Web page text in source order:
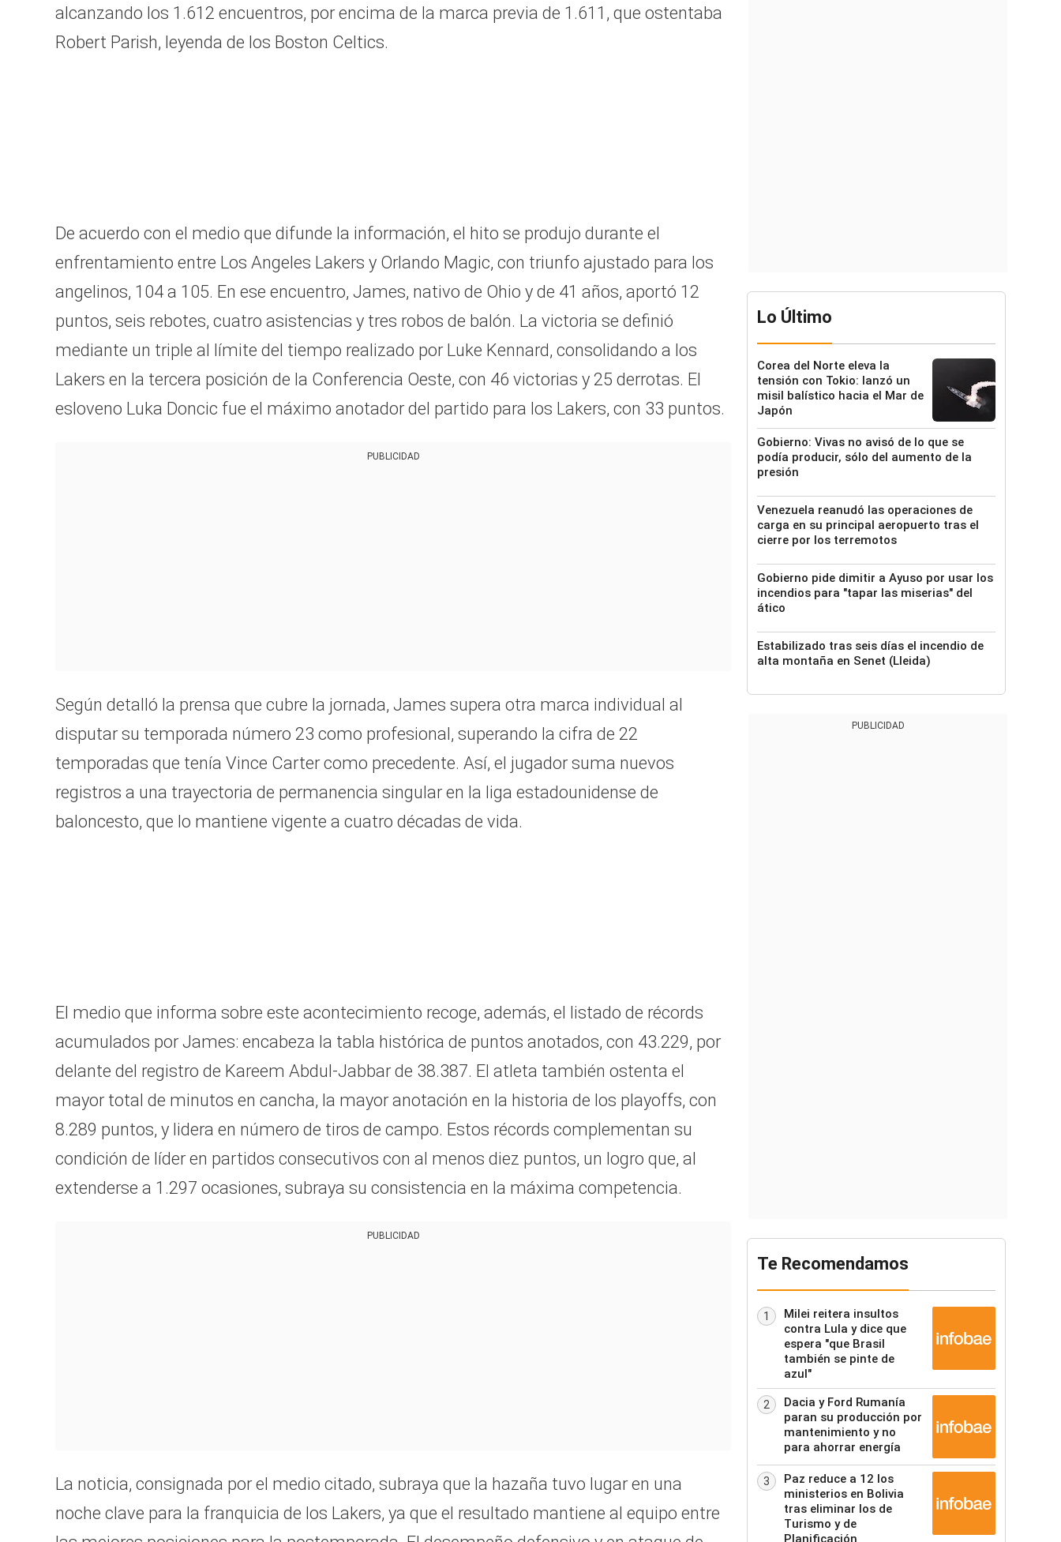
alcanzando los 1.612 encuentros, por encima de la marca previa de 1.611, que ostentaba
Robert Parish, leyenda de los Boston Celtics.
De acuerdo con el medio que difunde la información, el hito se produjo durante el
enfrentamiento entre Los Angeles Lakers y Orlando Magic, con triunfo ajustado para los
angelinos, 104 a 105. En ese encuentro, James, nativo de Ohio y de 41 años, aportó 12
puntos, seis rebotes, cuatro asistencias y tres robos de balón. La victoria se definió
mediante un triple al límite del tiempo realizado por Luke Kennard, consolidando a los
Lakers en la tercera posición de la Conferencia Oeste, con 46 victorias y 25 derrotas. El
esloveno Luka Doncic fue el máximo anotador del partido para los Lakers, con 33 puntos.
PUBLICIDAD
Según detalló la prensa que cubre la jornada, James supera otra marca individual al
disputar su temporada número 23 como profesional, superando la cifra de 22
temporadas que tenía Vince Carter como precedente. Así, el jugador suma nuevos
registros a una trayectoria de permanencia singular en la liga estadounidense de
baloncesto, que lo mantiene vigente a cuatro décadas de vida.
El medio que informa sobre este acontecimiento recoge, además, el listado de récords
acumulados por James: encabeza la tabla histórica de puntos anotados, con 43.229, por
delante del registro de Kareem Abdul-Jabbar de 38.387. El atleta también ostenta el
mayor total de minutos en cancha, la mayor anotación en la historia de los playoffs, con
8.289 puntos, y lidera en número de tiros de campo. Estos récords complementan su
condición de líder en partidos consecutivos con al menos diez puntos, un logro que, al
extenderse a 1.297 ocasiones, subraya su consistencia en la máxima competencia.
PUBLICIDAD
La noticia, consignada por el medio citado, subraya que la hazaña tuvo lugar en una
noche clave para la franquicia de los Lakers, ya que el resultado mantiene al equipo entre
Lo Último
Corea del Norte eleva la
tensión con Tokio: lanzó un
misil balístico hacia el Mar de
Japón
Gobierno: Vivas no avisó de lo que se
podía producir, sólo del aumento de la
presión
Venezuela reanudó las operaciones de
carga en su principal aeropuerto tras el
cierre por los terremotos
Gobierno pide dimitir a Ayuso por usar los
incendios para "tapar las miserias" del
ático
Estabilizado tras seis días el incendio de
alta montaña en Senet (Lleida)
PUBLICIDAD
Te Recomendamos
1
Milei reitera insultos
contra Lula y dice que
espera "que Brasil
también se pinte de
azul"
2
Dacia y Ford Rumanía
paran su producción por
mantenimiento y no
para ahorrar energía
3
Paz reduce a 12 los
ministerios en Bolivia
tras eliminar los de
Turismo y de
Planificación